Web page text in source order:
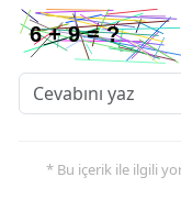
* Bu içerik ile ilgili